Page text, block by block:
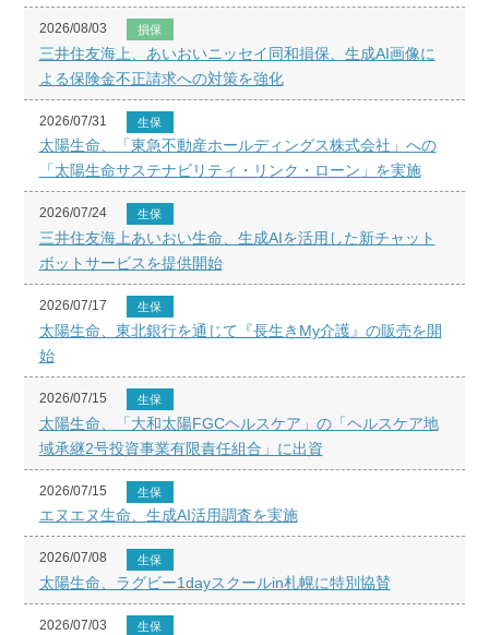
2026/08/03 損保
三井住友海上、あいおいニッセイ同和損保、生成AI画像に
よる保険金不正請求への対策を強化
2026/07/31 生保
太陽生命、「東急不動産ホールディングス株式会社」への
「太陽生命サステナビリティ・リンク・ローン」を実施
2026/07/24 生保
三井住友海上あいおい生命、生成AIを活用した新チャット
ボットサービスを提供開始
2026/07/17 生保
太陽生命、東北銀行を通じて『長生きMy介護』の販売を開
始
2026/07/15 生保
太陽生命、「大和太陽FGCヘルスケア」の「ヘルスケア地
域承継2号投資事業有限責任組合」に出資
2026/07/15 生保
エヌエヌ生命、生成AI活用調査を実施
2026/07/08 生保
太陽生命、ラグビー1dayスクールin札幌に特別協賛
2026/07/03 生保